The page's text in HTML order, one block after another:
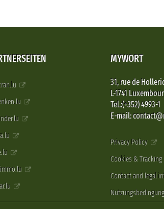
MYWORT
31, rue de
L-1741
Tel.:(+352) 4993-1
E-mail:
Privacy Policy
Cookies & Tracking
Contact and legal